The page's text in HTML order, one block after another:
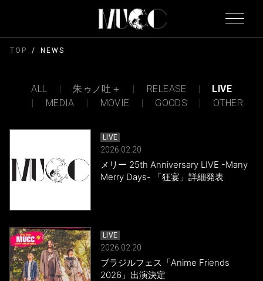
TOP NEWS
ALL 朱ゥノ吐＋ RELEASE
LIVE
MEDIA
MOVIE GOODS OTHER
LIVE
2026.02.20
メリー 25th Anniversary LIVE -Many
Merry Days- 「狂宴」詳細発表
LIVE
2026.02.20
ブラジルフェス「Anime Friends
2026」出演決定